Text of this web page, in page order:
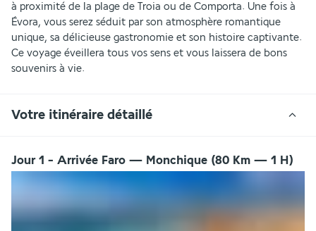
à proximité de la plage de Troia ou de Comporta. Une fois à
Évora, vous serez séduit par son atmosphère romantique
unique, sa délicieuse gastronomie et son histoire captivante.
Ce voyage éveillera tous vos sens et vous laissera de bons
souvenirs à vie.
Votre itinéraire détaillé
Jour 1 - Arrivée Faro — Monchique (80 Km — 1 H)